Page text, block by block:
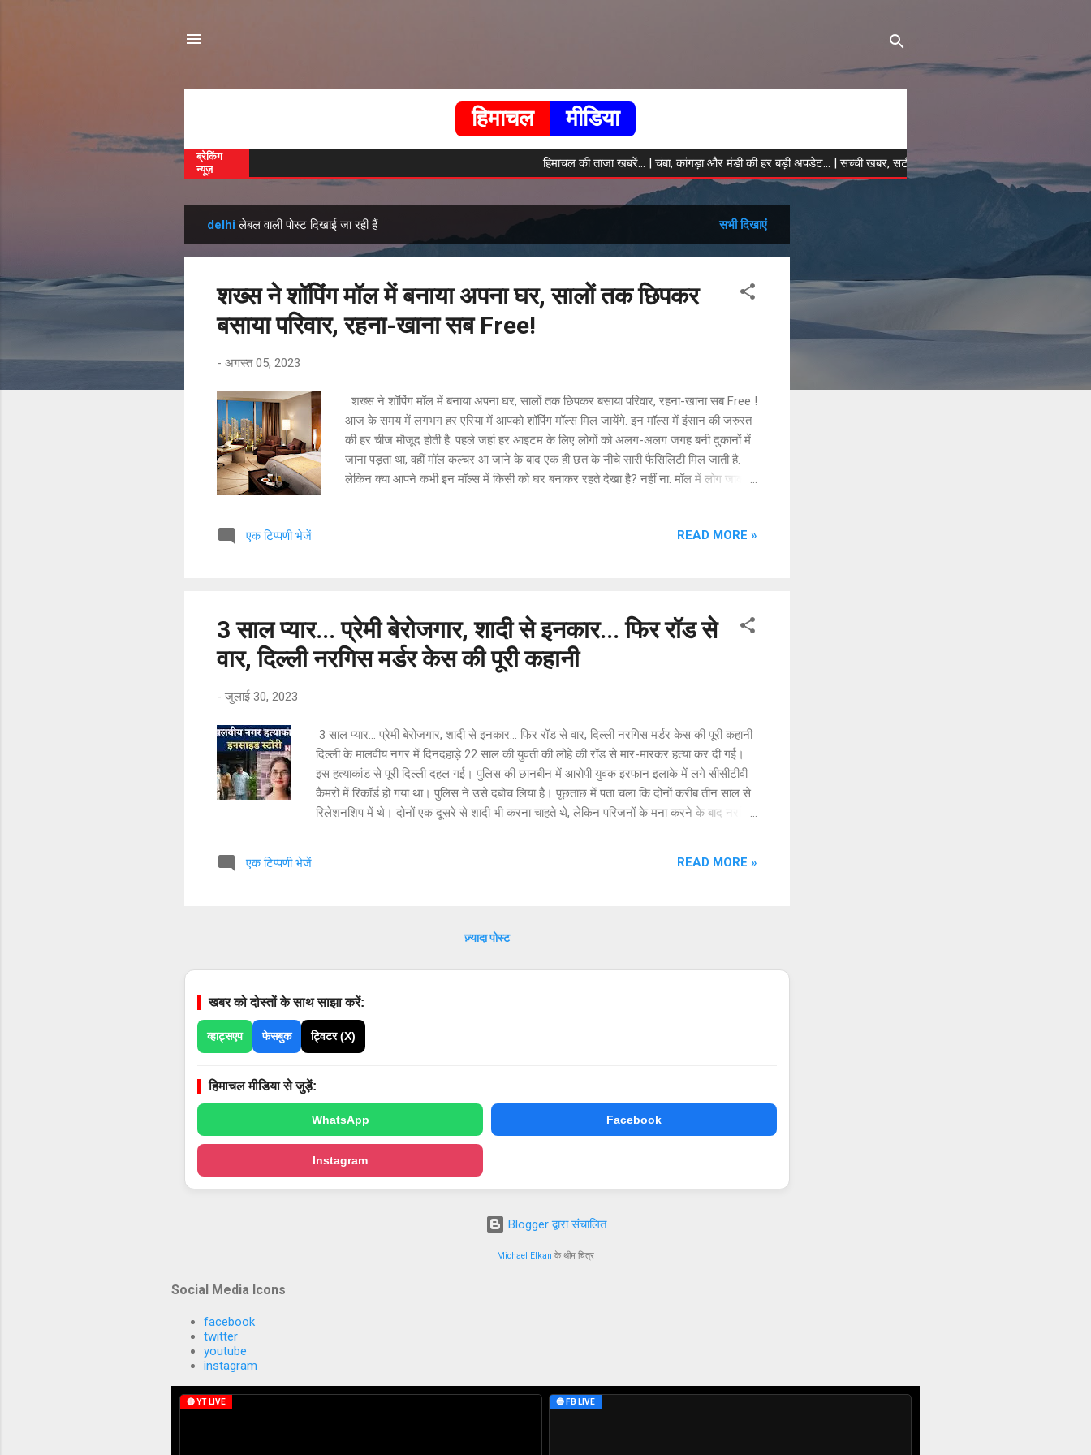
हिमाचल मीडिया
ब्रेकिंग
न्यूज़
हिमाचल की ताजा खबरें... | चंबा, कांगड़ा और मंडी की हर बड़ी अपडेट... | सच्ची खबर, सटीक विश्लेषण | हिमाचल मीडिया को फॉलो करें...
दे
delhi लेबल वाली पोस्ट दिखाई जा रही हैं सभी दिखाएं
शख्स ने शॉपिंग मॉल में बनाया अपना घर, सालों तक छिपकर
बसाया परिवार, रहना-खाना सब Free!
- अगस्त 05, 2023
शख्स ने शॉपिंग मॉल में बनाया अपना घर, सालों तक छिपकर बसाया परिवार, रहना-खाना सब Free !
आज के समय में लगभग हर एरिया में आपको शॉपिंग मॉल्स मिल जायेंगे. इन मॉल्स में इंसान की जरुरत
की हर चीज मौजूद होती है. पहले जहां हर आइटम के लिए लोगों को अलग-अलग जगह बनी दुकानों में
जाना पड़ता था, वहीं मॉल कल्चर आ जाने के बाद एक ही छत के नीचे सारी फैसिलिटी मिल जाती है.
लेकिन क्या आपने कभी इन मॉल्स में किसी को घर बनाकर रहते देखा है? नहीं ना. मॉल में लोग जाकर
ने अपनी लाइफ के कई साल मॉल में बने एक सीक्रेट कमरे में बिताए. इस कमरे को मॉल वालों ने ही
अपना घर छोड़ना पड़ा. ...
एक टिप्पणी भेजें READ MORE »
3 साल प्यार... प्रेमी बेरोजगार, शादी से इनकार... फिर रॉड से
वार, दिल्ली नरगिस मर्डर केस की पूरी कहानी
- जुलाई 30, 2023
3 साल प्यार... प्रेमी बेरोजगार, शादी से इनकार... फिर रॉड से वार, दिल्ली नरगिस मर्डर केस की पूरी कहानी
दिल्ली के मालवीय नगर में दिनदहाड़े 22 साल की युवती की लोहे की रॉड से मार-मारकर हत्या कर दी गई।
इस हत्याकांड से पूरी दिल्ली दहल गई। पुलिस की छानबीन में आरोपी युवक इरफान इलाके में लगे सीसीटीवी
कैमरों में रिकॉर्ड हो गया था। पुलिस ने उसे दबोच लिया है। पूछताछ में पता चला कि दोनों करीब तीन साल से
रिलेशनशिप में थे। दोनों एक दूसरे से शादी भी करना चाहते थे, लेकिन परिजनों के मना करने के बाद नरगिस
नरगिस आगे पढ़ना चाहती थीं। मालवीय नगर स्थित एक कोचिंग सेंटर से वह स्टेनो की पढ़ाई भी कर रही थीं।
एक टिप्पणी भेजें READ MORE »
ज़्यादा पोस्ट
खबर को दोस्तों के साथ साझा करें:
व्हाट्सएप फेसबुक ट्विटर (X)
हिमाचल मीडिया से जुड़ें:
WhatsApp Facebook
Instagram
Blogger द्वारा संचालित
Michael Elkan के थीम चित्र
Social Media Icons
facebook
twitter
youtube
instagram
🔴 YT LIVE 🔵 FB LIVE